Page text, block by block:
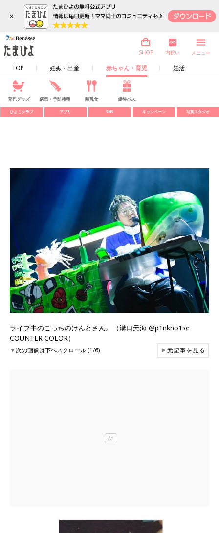
×
TOP 妊娠・出産 赤ちゃん・育児 妊活
SHOP 内祝い メニュー
育児グッズ 病気・予防接種 離乳食 優待パス
ひよこクラブ アプリ SNS キャンペーン 写真スタジオ
ライブ中のこっちのけんとさん。（溝口元海 @p1nkno1se
COUNTER COLOR）
▼次の画像は下へスクロール (1/6) ▶元記事を見る